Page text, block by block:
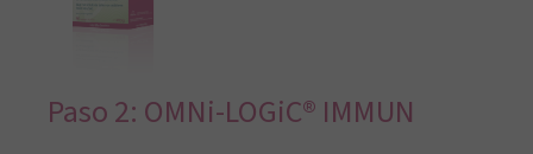
Paso 2: OMNi-LOGiC® IMMUN